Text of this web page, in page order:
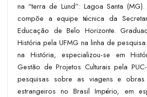
na “terra de Lund”: Lagoa Santa
compõe a equipe técnica da
Educação de Belo Horizonte.
História pela UFMG na linha de
na História, especializou-se em
Gestão de Projetos Culturais pela
pesquisas sobre as viagens e obras
estrangeiros no Brasil Império, em